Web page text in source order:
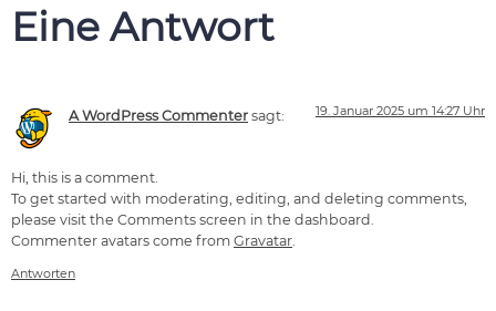
Eine Antwort
A WordPress Commenter sagt: 19. Januar 2025 um 14:27 Uhr
Hi, this is a comment.
To get started with moderating, editing, and deleting comments,
please visit the Comments screen in the dashboard.
Commenter avatars come from Gravatar.
Antworten